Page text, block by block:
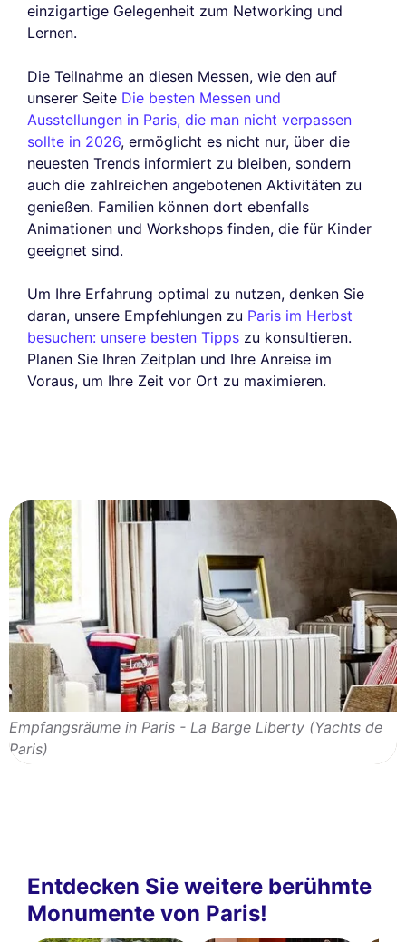
einzigartige Gelegenheit zum Networking und
Lernen.
Die Teilnahme an diesen Messen, wie den auf
unserer Seite Die besten Messen und
Ausstellungen in Paris, die man nicht verpassen
sollte in 2026, ermöglicht es nicht nur, über die
neuesten Trends informiert zu bleiben, sondern
auch die zahlreichen angebotenen Aktivitäten zu
genießen. Familien können dort ebenfalls
Animationen und Workshops finden, die für Kinder
geeignet sind.
Um Ihre Erfahrung optimal zu nutzen, denken Sie
daran, unsere Empfehlungen zu Paris im Herbst
besuchen: unsere besten Tipps zu konsultieren.
Planen Sie Ihren Zeitplan und Ihre Anreise im
Voraus, um Ihre Zeit vor Ort zu maximieren.
Empfangsräume in Paris - La Barge Liberty (Yachts de
Paris)
Entdecken Sie weitere berühmte
Monumente von Paris!